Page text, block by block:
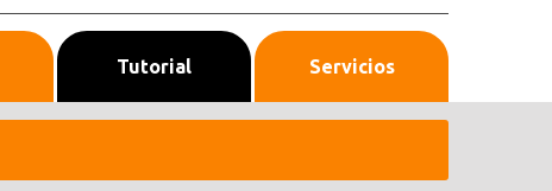
Tutorial Servicios